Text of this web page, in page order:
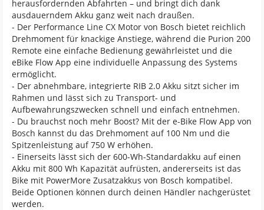
herausfordernden Abfahrten – und bringt dich dank
ausdauerndem Akku ganz weit nach draußen.
- Der Performance Line CX Motor von Bosch bietet reichlich
Drehmoment für knackige Anstiege, während die Purion 200
Remote eine einfache Bedienung gewährleistet und die
eBike Flow App eine individuelle Anpassung des Systems
ermöglicht.
- Der abnehmbare, integrierte RIB 2.0 Akku sitzt sicher im
Rahmen und lässt sich zu Transport- und
Aufbewahrungszwecken schnell und einfach entnehmen.
- Du brauchst noch mehr Boost? Mit der e-Bike Flow App von
Bosch kannst du das Drehmoment auf 100 Nm und die
Spitzenleistung auf 750 W erhöhen.
- Einerseits lässt sich der 600-Wh-Standardakku auf einen
Akku mit 800 Wh Kapazität aufrüsten, andererseits ist das
Bike mit PowerMore Zusatzakkus von Bosch kompatibel.
Beide Optionen können durch deinen Händler nachgerüstet
werden.